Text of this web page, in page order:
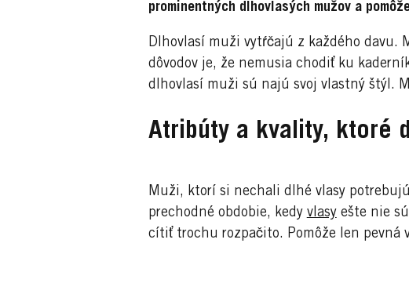
prominentných dlhovlasých mužov a
Dlhovlasí muži vytŕčajú z každého davu.
dôvodov je, že nemusia chodiť ku
dlhovlasí muži sú najú svoj vlastný štýl.
Atribúty a kvality, ktoré
Muži, ktorí si nechali dlhé vlasy
prechodné obdobie, kedy vlasyešte nie sú
cítiť trochu rozpačito. Pomôže len pevná